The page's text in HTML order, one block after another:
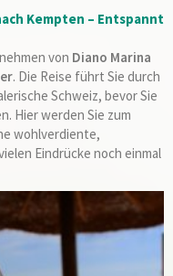
Kempten – Entspannt
von Diano Marina
. Die Reise führt Sie durch
Schweiz, bevor Sie
Hier werden Sie zum
wohlverdiente,
Eindrücke noch einmal